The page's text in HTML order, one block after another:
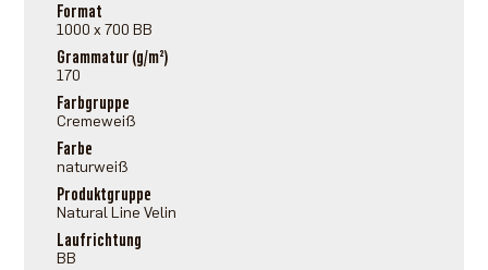
Format
1000 x 700 BB
Grammatur (g/m²)
170
Farbgruppe
Cremeweiß
Farbe
naturweiß
Produktgruppe
Natural Line Velin
Laufrichtung
BB